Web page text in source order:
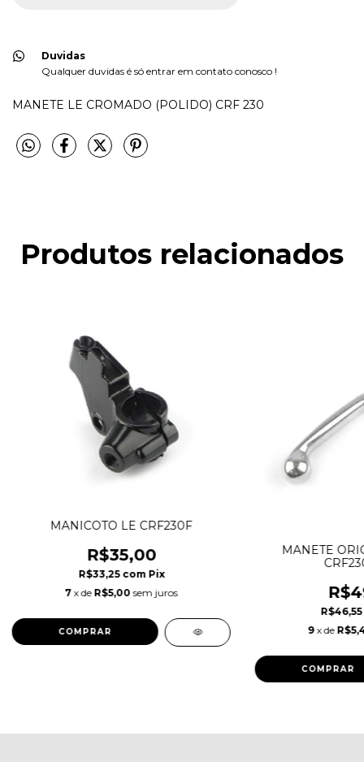
Duvidas
Qualquer duvidas é só entrar em contato conosco !
MANETE LE CROMADO (POLIDO) CRF 230
Produtos relacionados
MANICOTO LE CRF230F
R$35,00
R$33,25 com Pix
7 x de R$5,00 sem juros
MANETE
R$46,55
9 x de